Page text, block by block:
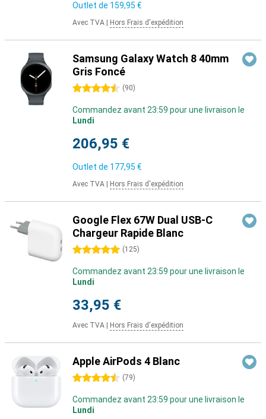
Outlet de 159,95 €
Avec TVA Hors Frais d'expédition
Samsung Galaxy Watch 8 40mm
Gris Foncé
4.5 étoiles (90)
Commandez avant 23:59 pour une livraison le
Lundi
206,95 €
Outlet de 177,95 €
Avec TVA Hors Frais d'expédition
Google Flex 67W Dual USB-C
Chargeur Rapide Blanc
5 étoiles (125)
Commandez avant 23:59 pour une livraison le
Lundi
33,95 €
Avec TVA Hors Frais d'expédition
Apple AirPods 4 Blanc
4.5 étoiles (79)
Commandez avant 23:59 pour une livraison le
Lundi